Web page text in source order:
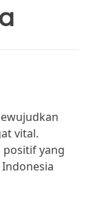
vital.
positif yang